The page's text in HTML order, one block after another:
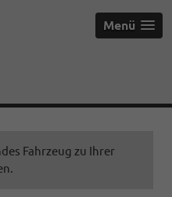
Menü
Fahrzeug zu Ihrer